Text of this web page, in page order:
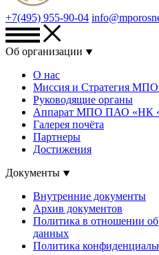
+7(495) 955-90-04
Об организации
О нас
Миссия и Стратегия
Руководящие органы
Аппарат МПО ПАО «НК
Галерея почёта
Партнеры
Достижения
Документы
Внутренние документы
Архив документов
Политика в отношении
данных
Политика